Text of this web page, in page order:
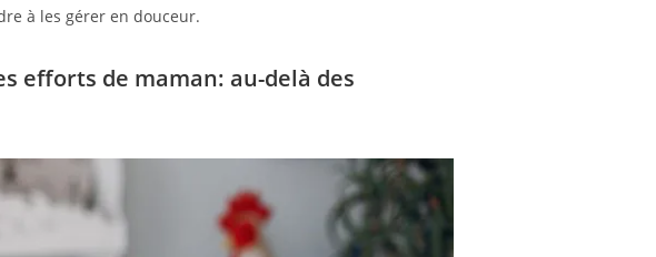
à les gérer en douceur.
efforts de maman: au-delà des